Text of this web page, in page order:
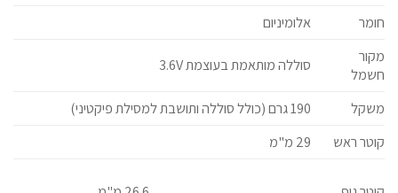
חומר
אלומיניום
מקור
חשמל
סוללה מותאמת בעוצמת 3.6V
משקל
190 גרם (כולל סוללה ותושבת למסילת פיקטיני)
קוטר ראש
29 מ"מ